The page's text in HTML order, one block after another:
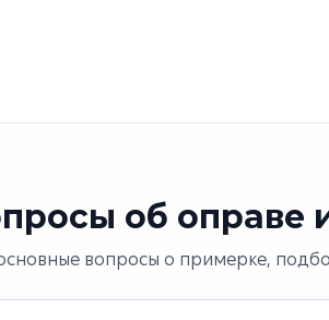
об оправе
вопросы о примерке,